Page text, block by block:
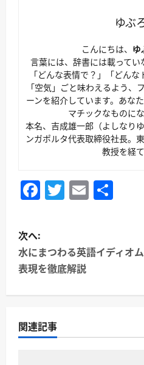
ゆぶ
こんにちは、 ゆ
言葉には、辞書には載ってい
「どんな表情で？」「どん
「空気」ごと味わえるよう、
ーンを紹介しています。あな
マチックなものに
本名、吉成雄一郎（よしなり
ンガポルタ代表取締役社長。
教授を経て
Facebook
Twitter
Email
投
稿
ナ
ゲ
次へ:
水にまつわる英語イディオ
表現を徹底解説
関連記事